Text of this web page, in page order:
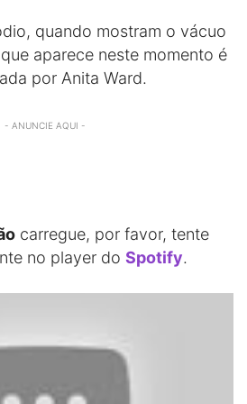
quando mostram o vácuo
aparece neste momento é
por Anita Ward.
- ANUNCIE AQUI -
carregue, por favor, tente
no player do Spotify.